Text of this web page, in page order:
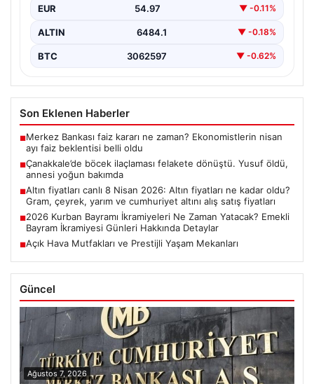
EUR 54.97 ▼ -0.11%
ALTIN 6484.1 ▼ -0.18%
BTC 3062597 ▼ -0.62%
Son Eklenen Haberler
■Merkez Bankası faiz kararı ne zaman? Ekonomistlerin nisan
ayı faiz beklentisi belli oldu
■Çanakkale’de böcek ilaçlaması felakete dönüştü. Yusuf öldü,
annesi yoğun bakımda
■Altın fiyatları canlı 8 Nisan 2026: Altın fiyatları ne kadar oldu?
Gram, çeyrek, yarım ve cumhuriyet altını alış satış fiyatları
■2026 Kurban Bayramı İkramiyeleri Ne Zaman Yatacak? Emekli
Bayram İkramiyesi Günleri Hakkında Detaylar
■Açık Hava Mutfakları ve Prestijli Yaşam Mekanları
Güncel
Ağustos 7, 2026